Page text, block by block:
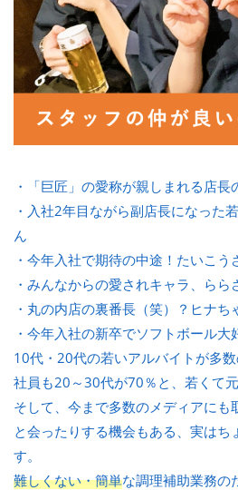
・「巨匠」の愛称が親しまれる店長
・入社2年目ながら副店長になった
ん
・今年入社で期待の中途！たいこう
・みんなからの愛されキャラ、らら
・丸の内店の裏番長（笑）？ヒナち
・今年入社の新卒でソフトボール大
10代・20代の若いアルバイトが多数
社員も20～30代が70％と、若くて
そして、今まで多数のメディアにも
と会ったりする機会もある、実はち
す。
難しくない・簡単な調理補助業務の